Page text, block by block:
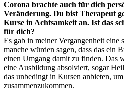
Corona brachte auch für dich
Veränderung. Du bist Therapeut
Kurse in Achtsamkeit an. Ist das
für dich?
Es gab in meiner Vergangenheit eine
manche würden sagen, dass das ein
einen Umgang damit zu finden. Das
eine Ausbildung absolviert, sogar
das unbedingt in Kursen anbieten,
zusammenzukommen.